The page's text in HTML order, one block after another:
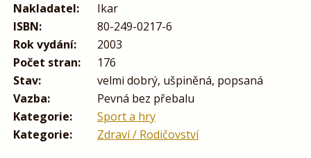
Nakladatel:
Ikar
ISBN:
80-249-0217-6
Rok vydání:
2003
Počet stran:
176
Stav:
velmi dobrý, ušpiněná, popsaná
Vazba:
Pevná bez přebalu
Kategorie:
Sport a hry
Kategorie:
Zdraví / Rodičovství